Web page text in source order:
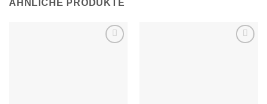
ÄHNLICHE PRODUKTE